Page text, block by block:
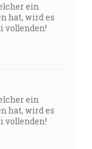
ein
hat, wird es
vollenden!
ein
hat, wird es
vollenden!